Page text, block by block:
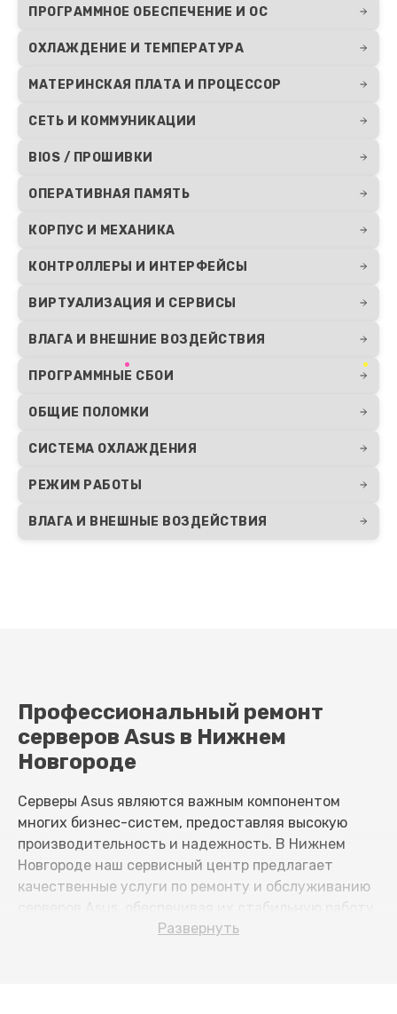
ПРОГРАММНОЕ ОБЕСПЕЧЕНИЕ И ОС
ОХЛАЖДЕНИЕ И ТЕМПЕРАТУРА
МАТЕРИНСКАЯ ПЛАТА И ПРОЦЕССОР
СЕТЬ И КОММУНИКАЦИИ
BIOS / ПРОШИВКИ
ОПЕРАТИВНАЯ ПАМЯТЬ
КОРПУС И МЕХАНИКА
КОНТРОЛЛЕРЫ И ИНТЕРФЕЙСЫ
ВИРТУАЛИЗАЦИЯ И СЕРВИСЫ
ВЛАГА И ВНЕШНИЕ ВОЗДЕЙСТВИЯ
ПРОГРАММНЫЕ СБОИ
ОБЩИЕ ПОЛОМКИ
СИСТЕМА ОХЛАЖДЕНИЯ
РЕЖИМ РАБОТЫ
ВЛАГА И ВНЕШНЫЕ ВОЗДЕЙСТВИЯ
Профессиональный ремонт
серверов Asus в Нижнем
Новгороде
Серверы Asus являются важным компонентом
многих бизнес-систем, предоставляя высокую
производительность и надежность. В Нижнем
Новгороде наш сервисный центр предлагает
качественные услуги по ремонту и обслуживанию
Развернуть